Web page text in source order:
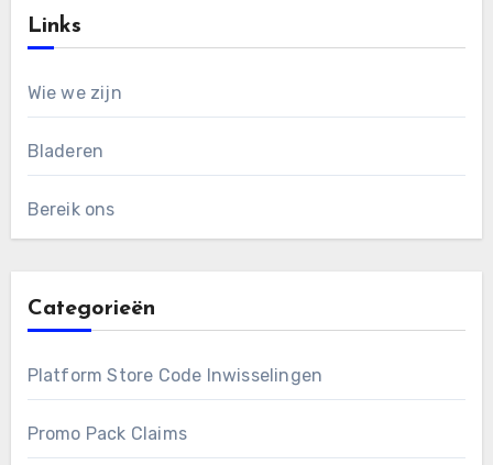
Links
Wie we zijn
Bladeren
Bereik ons
Categorieën
Platform Store Code Inwisselingen
Promo Pack Claims